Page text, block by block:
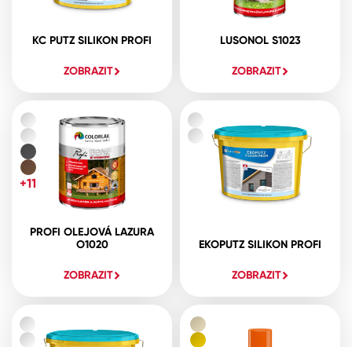
KC PUTZ SILIKON PROFI
ZOBRAZIT
LUSONOL S1023
ZOBRAZIT
PROFI OLEJOVÁ LAZURA
O1020
ZOBRAZIT
+11
EKOPUTZ SILIKON PROFI
ZOBRAZIT